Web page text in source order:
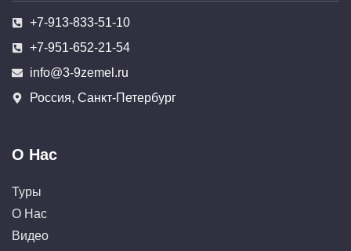
+7-913-833-51-10
+7-951-652-21-54
info@3-9zemel.ru
Россия, Санкт-Петербург
О Нас
Туры
О Нас
Видео